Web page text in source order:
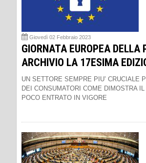
Giovedì 02 Febbraio 2023
GIORNATA EUROPEA DELLA
ARCHIVIO LA 17ESIMA
UN SETTORE SEMPRE PIU’ CRUCIALE
DEI CONSUMATORI COME DIMOSTRA
POCO ENTRATO IN VIGORE